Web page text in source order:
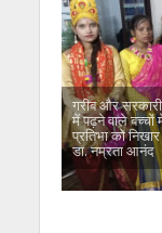
गरीब और
में पढ़ने वाले बच्चों
प्रतिभा को निखार
डा. नम्रता आनंद